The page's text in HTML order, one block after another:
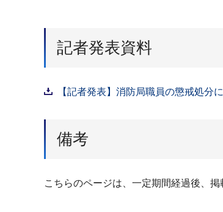
記者発表資料
【記者発表】消防局職員の懲戒処分
備考
こちらのページは、一定期間経過後、